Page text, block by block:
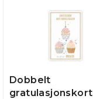
Dobbelt
gratulasjonskort